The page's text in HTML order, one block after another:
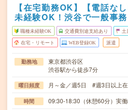
【在宅勤務OK】【電話な
未経験OK！渋谷で一般事務
職種未経験OK 交通費別途支給あり 土
在宅・リモート WEB登録OK 派遣
勤務地
東京都渋谷区
渋谷駅から徒歩7分
曜日頻度 月～金／週5日 #週3日以上
時間 09:30-18:30（休憩60分）実働